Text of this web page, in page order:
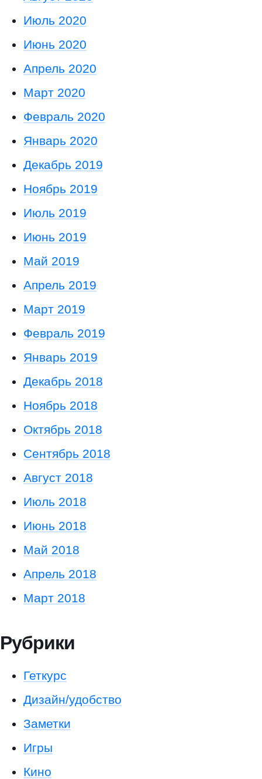
Июль 2020
Июнь 2020
Апрель 2020
Март 2020
Февраль 2020
Январь 2020
Декабрь 2019
Ноябрь 2019
Июль 2019
Июнь 2019
Май 2019
Апрель 2019
Март 2019
Февраль 2019
Январь 2019
Декабрь 2018
Ноябрь 2018
Октябрь 2018
Сентябрь 2018
Август 2018
Июль 2018
Июнь 2018
Май 2018
Апрель 2018
Март 2018
Рубрики
Геткурс
Дизайн/удобство
Заметки
Игры
Кино